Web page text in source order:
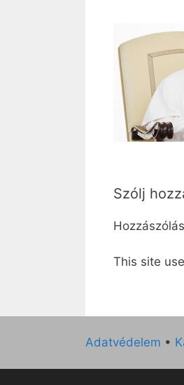
Szólj
This site
Adatvédelem •